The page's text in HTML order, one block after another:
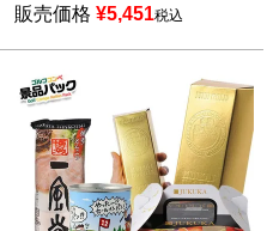
販売価格 ¥5,451税込